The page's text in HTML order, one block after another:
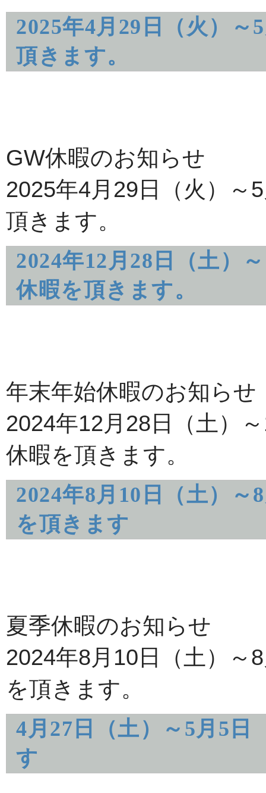
2025年4月29日（火）
頂きます。
GW休暇のお知らせ
2025年4月29日（火）～
頂きます。
2024年12月28日（土）
休暇を頂きます。
年末年始休暇のお知らせ
2024年12月28日（土）
休暇を頂きます。
2024年8月10日（土）～
を頂きます
夏季休暇のお知らせ
2024年8月10日（土）～
を頂きます。
4月27日（土）～5月5日
す